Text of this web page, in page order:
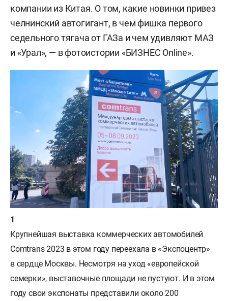
компании из Китая. О том, какие новинки привез
челнинский автогигант, в чем фишка первого
седельного тягача от ГАЗа и чем удивляют МАЗ
и «Урал», — в фотоистории «БИЗНЕС Online».
Крупнейшая выставка коммерческих автомобилей
Comtrans 2023 в этом году переехала в «Экспоцентр»
в сердце Москвы. Несмотря на уход «европейской
семерки», выставочные площади не пустуют. И в этом
году свои экспонаты представили около 200